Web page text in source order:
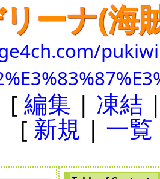
ーナ(海
[編集 | 凍結
[ 新規| 一覧